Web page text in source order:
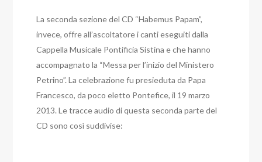
La seconda sezione del CD “Habemus Papam”,
invece, offre all’ascoltatore i canti eseguiti dalla
Cappella Musicale Pontificia Sistina e che hanno
accompagnato la “Messa per l’inizio del Ministero
Petrino”. La celebrazione fu presieduta da Papa
Francesco, da poco eletto Pontefice, il 19 marzo
2013. Le tracce audio di questa seconda parte del
CD sono così suddivise: